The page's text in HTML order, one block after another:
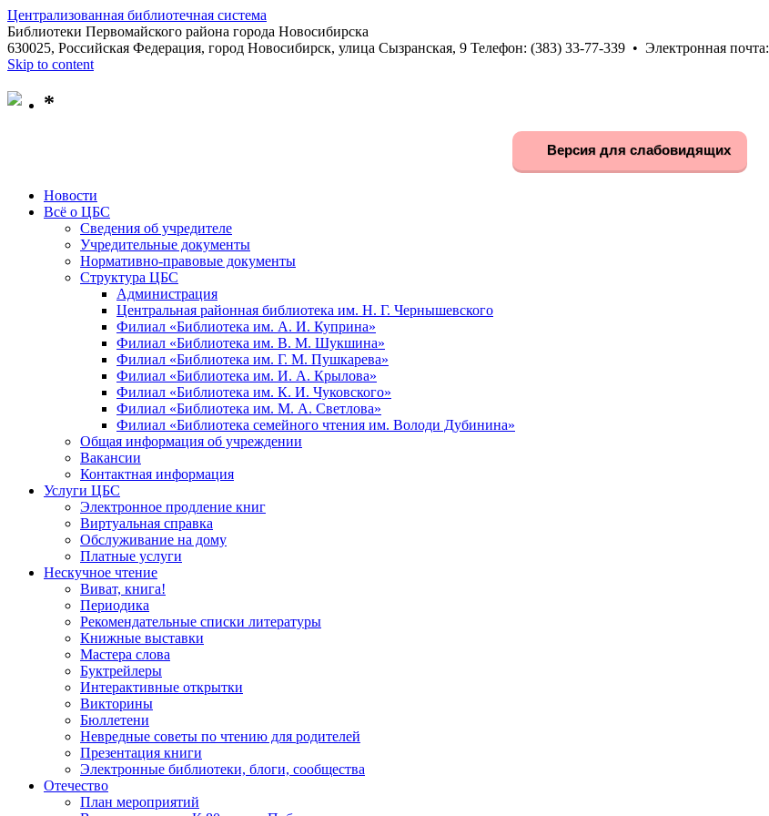
Централизованная библиотечная система
Библиотеки Первомайского района города Новосибирска
630025, Российская Федерация, город Новосибирск, улица Сызранская, 9 Телефон: (383) 33-77-339 • Электронная почта:
Skip to content
*
Версия для слабовидящих
Новости
Всё о ЦБС
Сведения об учредителе
Учредительные документы
Нормативно-правовые документы
Структура ЦБС
Администрация
Центральная районная библиотека им. Н. Г. Чернышевского
Филиал «Библиотека им. А. И. Куприна»
Филиал «Библиотека им. В. М. Шукшина»
Филиал «Библиотека им. Г. М. Пушкарева»
Филиал «Библиотека им. И. А. Крылова»
Филиал «Библиотека им. К. И. Чуковского»
Филиал «Библиотека им. М. А. Светлова»
Филиал «Библиотека семейного чтения им. Володи Дубинина»
Общая информация об учреждении
Вакансии
Контактная информация
Услуги ЦБС
Электронное продление книг
Виртуальная справка
Обслуживание на дому
Платные услуги
Нескучное чтение
Виват, книга!
Периодика
Рекомендательные списки литературы
Книжные выставки
Мастера слова
Буктрейлеры
Интерактивные открытки
Викторины
Бюллетени
Невредные советы по чтению для родителей
Презентация книги
Электронные библиотеки, блоги, сообщества
Отечество
План мероприятий